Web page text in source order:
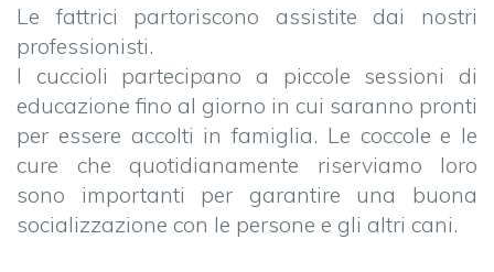
Le fattrici partoriscono assistite dai nostri
professionisti.
I cuccioli partecipano a piccole sessioni di
educazione fino al giorno in cui saranno pronti
per essere accolti in famiglia. Le coccole e le
cure che quotidianamente riserviamo loro
sono importanti per garantire una buona
socializzazione con le persone e gli altri cani.